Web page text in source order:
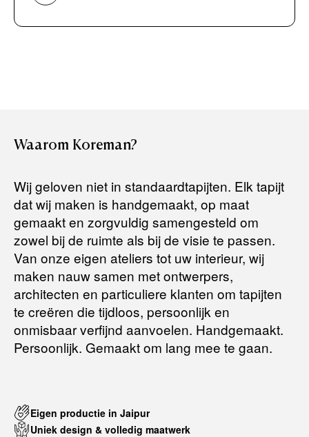
Bancontact / Mister Cash
aankoopbedrag zo snel mogelijk terug, maar uiterlijkbinnen 14
dagen na herroeping .
Voor meer informatie kunt u terecht op:
Terugbetalingsbeleid
Waarom Koreman?
Wij geloven niet in standaardtapijten. Elk tapijt
dat wij maken is handgemaakt, op maat
gemaakt en zorgvuldig samengesteld om
zowel bij de ruimte als bij de visie te passen.
Van onze eigen ateliers tot uw interieur, wij
maken nauw samen met ontwerpers,
architecten en particuliere klanten om tapijten
te creëren die tijdloos, persoonlijk en
onmisbaar verfijnd aanvoelen. Handgemaakt.
Persoonlijk. Gemaakt om lang mee te gaan.
Eigen productie in Jaipur
Uniek design & volledig maatwerk